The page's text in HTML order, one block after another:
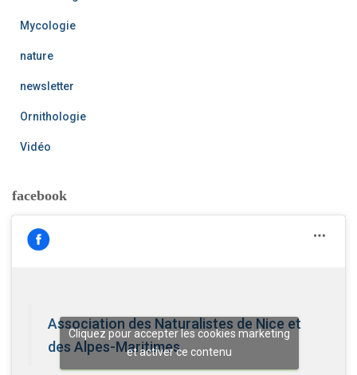
Mycologie
nature
newsletter
Ornithologie
Vidéo
facebook
Association des Naturalistes de Nice et
des Alpes-Maritimes
Cliquez pour accepter les cookies marketing
et activer ce contenu